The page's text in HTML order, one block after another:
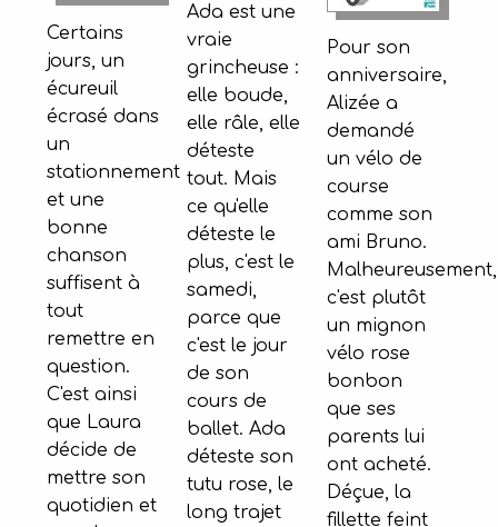
Certains
jours, un
écureuil
écrasé dans
un
stationnement
et une
bonne
chanson
suffisent à
tout
remettre en
question.
C'est ainsi
que Laura
décide de
mettre son
quotidien et
Ada est une
vraie
grincheuse :
elle boude,
elle râle, elle
déteste
tout. Mais
ce qu'elle
déteste le
plus, c'est le
samedi,
parce que
c'est le jour
de son
cours de
ballet. Ada
déteste son
tutu rose, le
long trajet
Pour son
anniversaire,
Alizée a
demandé
un vélo de
course
comme son
ami Bruno.
Malheureusement,
c'est plutôt
un mignon
vélo rose
bonbon
que ses
parents lui
ont acheté.
Déçue, la
fillette feint